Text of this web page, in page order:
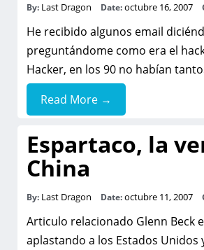
By: Last Dragon Date:octubre 16, 2007
He recibido algunos email
preguntándome como era el
Hacker, en los 90 no habían
Read More →
Espartaco, la
China
By: Last Dragon Date:octubre 11, 2007
Articulo relacionado Glenn Beck
aplastando a los Estados